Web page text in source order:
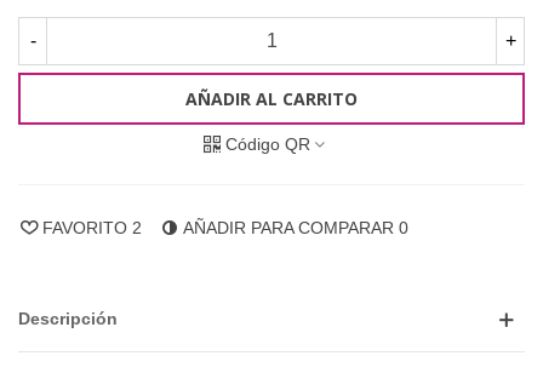
- +
AÑADIR AL CARRITO
Código QR
FAVORITO 2 AÑADIR PARA COMPARAR 0
Descripción